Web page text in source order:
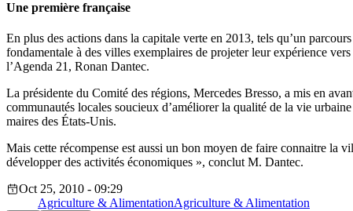
Une première française
En plus des actions dans la capitale verte en 2013, tels qu’un
fondamentale à des villes exemplaires de projeter leur expérience
l’Agenda 21, Ronan Dantec.
La présidente du Comité des régions, Mercedes Bresso, a mis en
communautés locales soucieux d’améliorer la qualité de la vie
maires des États-Unis.
Mais cette récompense est aussi un bon moyen de faire connaitre la
développer des activités économiques », conclut M. Dantec.
Oct 25, 2010 - 09:29
Agriculture & AlimentationAgriculture & Alimentation